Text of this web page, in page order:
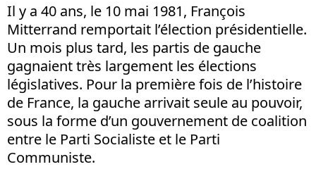
Il y a 40 ans, le 10 mai 1981, François
Mitterrand remportait l’élection présidentielle.
Un mois plus tard, les partis de gauche
gagnaient très largement les élections
législatives. Pour la première fois de l’histoire
de France, la gauche arrivait seule au pouvoir,
sous la forme d’un gouvernement de coalition
entre le Parti Socialiste et le Parti
Communiste.